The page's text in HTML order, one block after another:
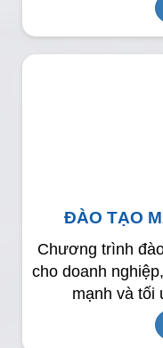
ĐÀO TẠO
Chương trình
cho doanh
mạnh và tối